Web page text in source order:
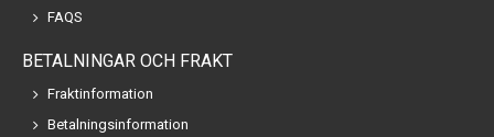
FAQS
BETALNINGAR OCH FRAKT
Fraktinformation
Betalningsinformation